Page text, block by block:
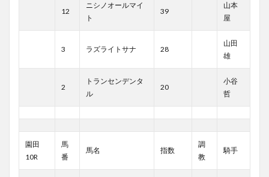
12
ニシノオールマイ
ト
39
山本
屋
3 ラズライトサナ 28
山田
雄
2
トランセンデンタ
ル
20
小谷
哲
園田
10R
馬
番
馬名 指数
調
教
騎手